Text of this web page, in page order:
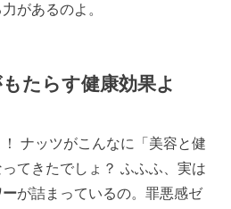
があるのよ。
たらす健康効果よ
ナッツがこんなに「美容と健
てきたでしょ？ ふふふ、実は
ーが詰まっているの。罪悪感ゼ